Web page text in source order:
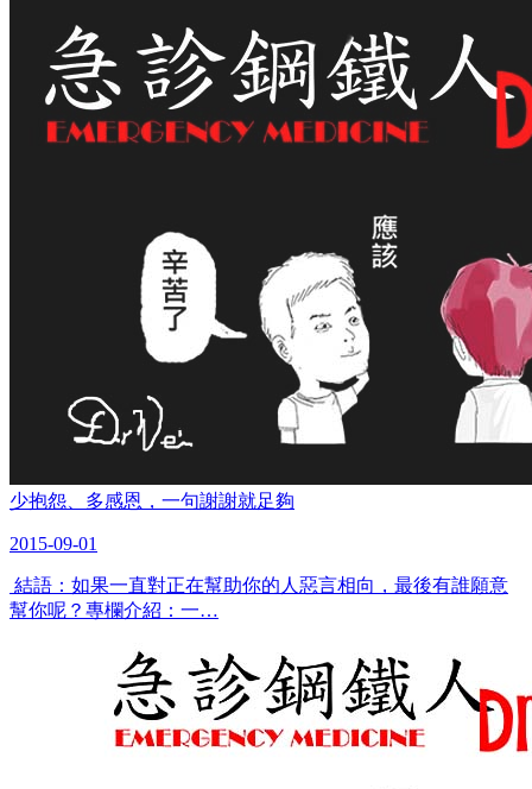
少抱怨、多感恩，一句謝謝就足夠
2015-09-01
結語：如果一直對正在幫助你的人惡言相向，最後有誰願意
幫你呢？專欄介紹：一…